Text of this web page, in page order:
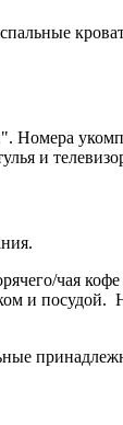
и
чая
и посудой.